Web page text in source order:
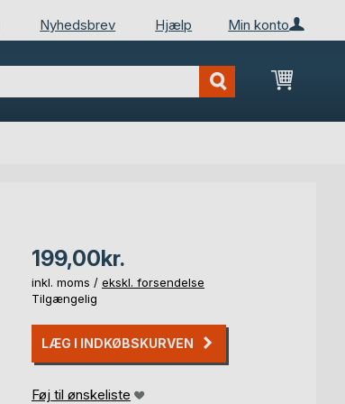
Min konto
Nyhedsbrev Hjælp
Min
199,00kr.
inkl. moms / ekskl. forsendelse
Tilgængelig
LÆG I INDKØBSKURVEN
Føj til ønskeliste